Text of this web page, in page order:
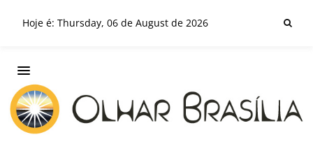
Hoje é: Thursday, 06 de August de 2026